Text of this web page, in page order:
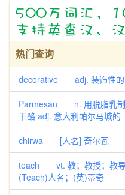
热门查询
decorative adj. 装饰性的
Parmesan n. 用脱脂乳制
干酪 adj. 意大利帕尔马城的
chirwa [人名] 奇尔瓦
teach vt. 教；教授；教导
(Teach)人名；(英)蒂奇